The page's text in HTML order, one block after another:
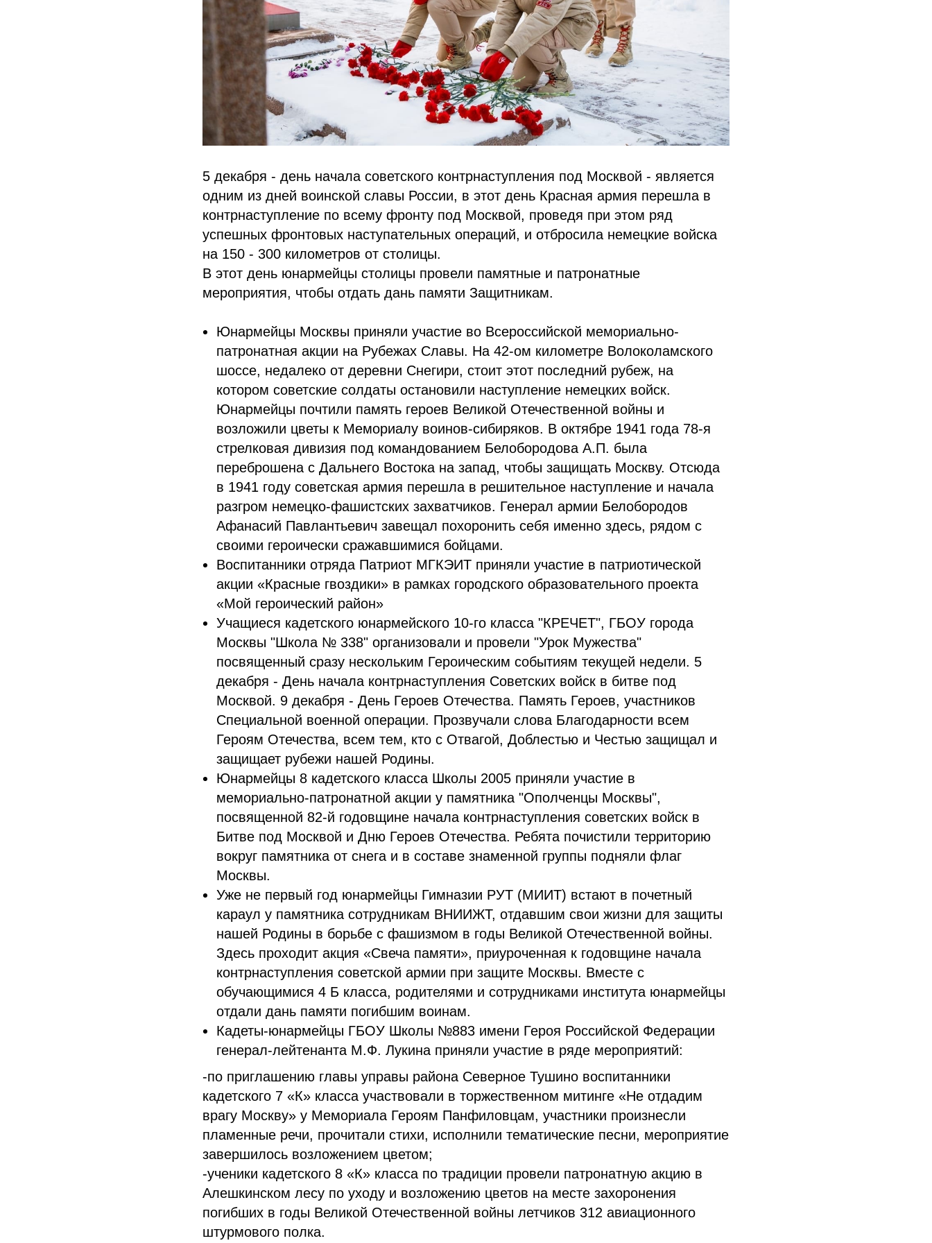
5 декабря - день начала советского контрнаступления под Москвой - является
одним из дней воинской славы России, в этот день Красная армия перешла в
контрнаступление по всему фронту под Москвой, проведя при этом ряд
успешных фронтовых наступательных операций, и отбросила немецкие войска
на 150 - 300 километров от столицы.
В этот день юнармейцы столицы провели памятные и патронатные
мероприятия, чтобы отдать дань памяти Защитникам.
Юнармейцы Москвы приняли участие во Всероссийской мемориально-
патронатная акции на Рубежах Славы. На 42-ом километре Волоколамского
шоссе, недалеко от деревни Снегири, стоит этот последний рубеж, на
котором советские солдаты остановили наступление немецких войск.
Юнармейцы почтили память героев Великой Отечественной войны и
возложили цветы к Мемориалу воинов-сибиряков. В октябре 1941 года 78-я
стрелковая дивизия под командованием Белобородова А.П. была
переброшена с Дальнего Востока на запад, чтобы защищать Москву. Отсюда
в 1941 году советская армия перешла в решительное наступление и начала
разгром немецко-фашистских захватчиков. Генерал армии Белобородов
Афанасий Павлантьевич завещал похоронить себя именно здесь, рядом с
своими героически сражавшимися бойцами.
Воспитанники отряда Патриот МГКЭИТ приняли участие в патриотической
акции «Красные гвоздики» в рамках городского образовательного проекта
«Мой героический район»
Учащиеся кадетского юнармейского 10-го класса "КРЕЧЕТ", ГБОУ города
Москвы "Школа № 338" организовали и провели "Урок Мужества"
посвященный сразу нескольким Героическим событиям текущей недели. 5
декабря - День начала контрнаступления Советских войск в битве под
Москвой. 9 декабря - День Героев Отечества. Память Героев, участников
Специальной военной операции. Прозвучали слова Благодарности всем
Героям Отечества, всем тем, кто с Отвагой, Доблестью и Честью защищал и
защищает рубежи нашей Родины.
Юнармейцы 8 кадетского класса Школы 2005 приняли участие в
мемориально-патронатной акции у памятника "Ополченцы Москвы",
посвященной 82-й годовщине начала контрнаступления советских войск в
Битве под Москвой и Дню Героев Отечества. Ребята почистили территорию
вокруг памятника от снега и в составе знаменной группы подняли флаг
Москвы.
Уже не первый год юнармейцы Гимназии РУТ (МИИТ) встают в почетный
караул у памятника сотрудникам ВНИИЖТ, отдавшим свои жизни для защиты
нашей Родины в борьбе с фашизмом в годы Великой Отечественной войны.
Здесь проходит акция «Свеча памяти», приуроченная к годовщине начала
контрнаступления советской армии при защите Москвы. Вместе с
обучающимися 4 Б класса, родителями и сотрудниками института юнармейцы
отдали дань памяти погибшим воинам.
Кадеты-юнармейцы ГБОУ Школы №883 имени Героя Российской Федерации
генерал-лейтенанта М.Ф. Лукина приняли участие в ряде мероприятий:
-по приглашению главы управы района Северное Тушино воспитанники
кадетского 7 «К» класса участвовали в торжественном митинге «Не отдадим
врагу Москву» у Мемориала Героям Панфиловцам, участники произнесли
пламенные речи, прочитали стихи, исполнили тематические песни, мероприятие
завершилось возложением цветом;
-ученики кадетского 8 «К» класса по традиции провели патронатную акцию в
Алешкинском лесу по уходу и возложению цветов на месте захоронения
погибших в годы Великой Отечественной войны летчиков 312 авиационного
штурмового полка.